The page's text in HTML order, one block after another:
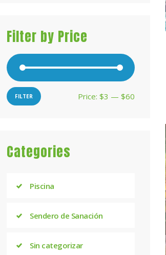
Filter by Price
FILTER Price: $3 — $60
Categories
Piscina
Sendero de Sanación
Sin categorizar